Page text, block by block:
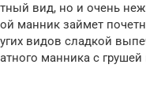
вид, но и очень
манник займет
видов сладкой
манника с